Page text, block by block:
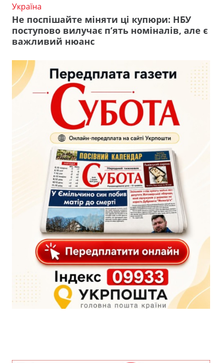
Україна
Не поспішайте міняти ці купюри: НБУ
поступово вилучає п’ять номіналів, але є
важливий нюанс